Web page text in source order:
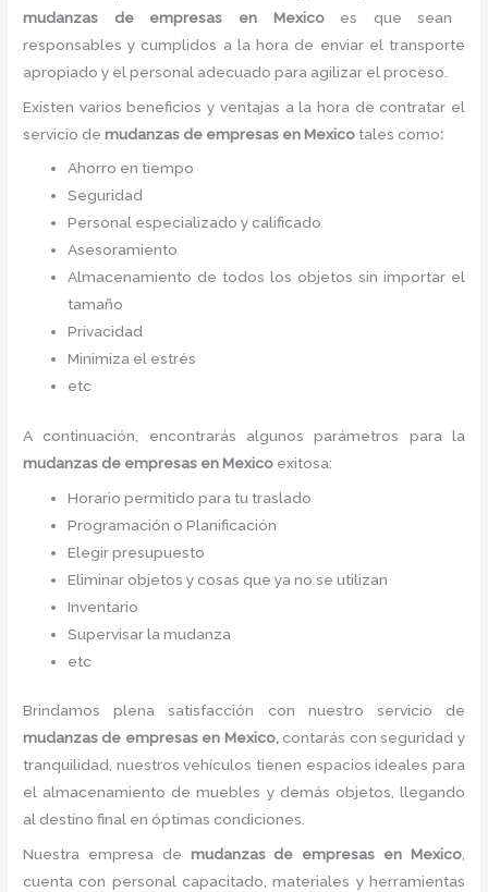
mudanzas de empresas
en Mexico es
que sean
responsables y cumplidos a la hora de enviar el transporte
apropiado y el personal adecuado para agilizar el proceso.
Existen varios beneficios y ventajas a la hora de contratar el
servicio de mudanzas de empresas en Mexico tales como:
Ahorro en tiempo
Seguridad
Personal especializado y calificado
Asesoramiento
Almacenamiento de todos los objetos sin importar el
tamaño
Privacidad
Minimiza el estrés
etc
A continuación, encontrarás algunos parámetros para la
mudanzas de empresas en Mexico exitosa:
Horario permitido para tu traslado
Programación o Planificación
Elegir presupuesto
Eliminar objetos y cosas que ya no se utilizan
Inventario
Supervisar la mudanza
etc
Brindamos plena satisfacción con nuestro servicio de
mudanzas de empresas en Mexico, contarás con seguridad y
tranquilidad, nuestros vehículos tienen espacios ideales para
el almacenamiento de muebles y demás objetos, llegando
al destino final en óptimas condiciones.
Nuestra empresa de mudanzas de empresas en Mexico,
cuenta con personal capacitado, materiales y herramientas